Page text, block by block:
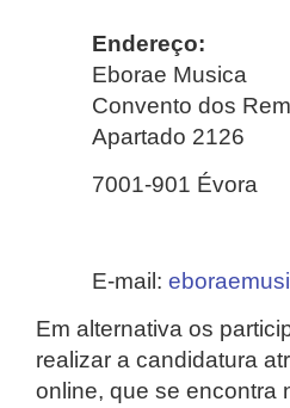
Endereço:
Eborae Musica
Convento dos
Apartado 2126
7001-901 Évora
E-mail:
Em alternativa os
realizar a candidatura
online, que se encontra